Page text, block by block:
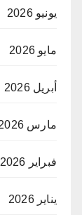
يونيو 2026
مايو 2026
أبريل 2026
مارس 2026
فبراير 2026
يناير 2026